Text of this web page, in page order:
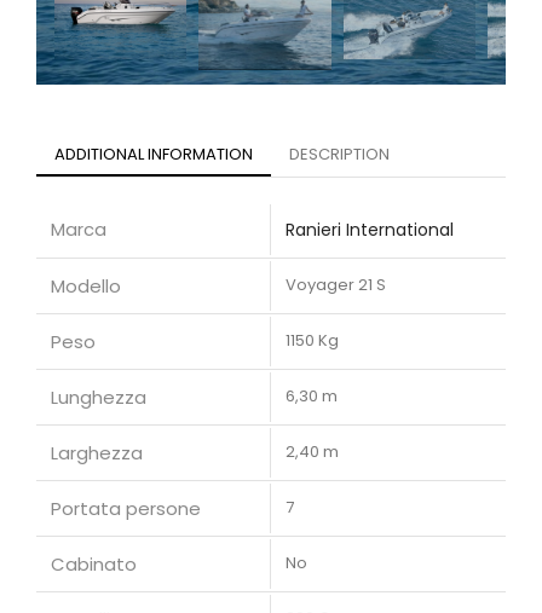
ADDITIONAL INFORMATION DESCRIPTION
Marca Ranieri International
Modello Voyager 21 S
Peso 1150 Kg
Lunghezza 6,30 m
Larghezza 2,40 m
Portata persone 7
Cabinato No